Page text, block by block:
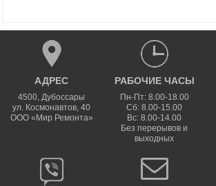
АДРЕС
4500,Дубоссары
ул. Космонавтов, 40
ООО «Мир Ремонта»
РАБОЧИЕ ЧАСЫ
Пн-Пт: 8.00-18.00
Сб: 8.00-15.00
Вс: 8.00-14.00
Без перерывов и
выходных